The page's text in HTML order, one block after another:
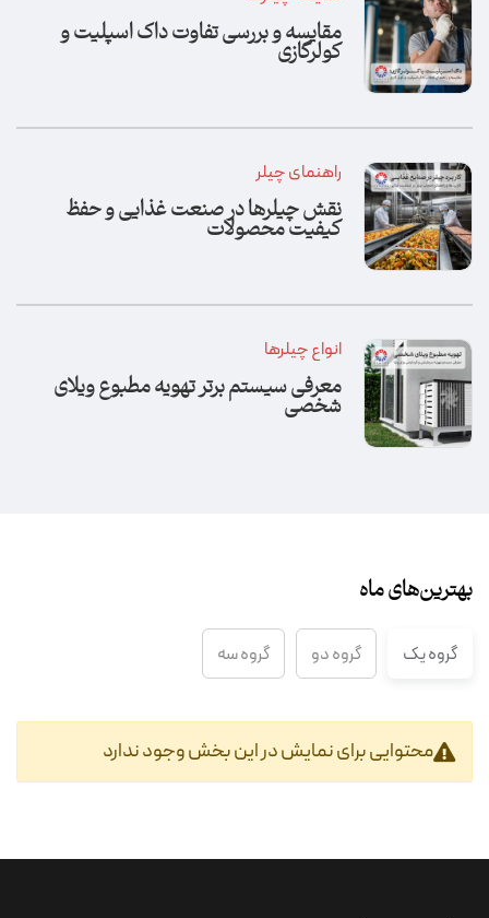
مقایسه و بررسی تفاوت داک اسپلیت و
کولرگازی
راهنمای چیلر
نقش چیلرها در صنعت غذایی و حفظ
کیفیت محصولات
انواع چیلرها
معرفی سیستم برتر تهویه مطبوع ویلای
شخصی
بهترین‌های ماه
گروه یک گروه دو گروه سه
محتوایی برای نمایش در این بخش وجود ندارد